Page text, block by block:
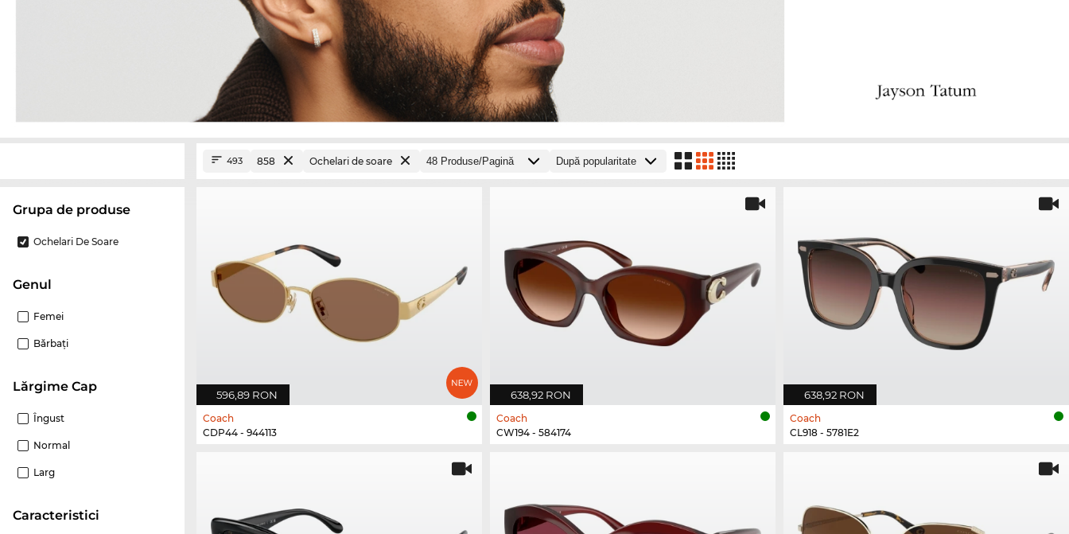
Grupa de produse
Ochelari De Soare
Genul
Femei
Bărbaţi
Lărgime Cap
Îngust
Normal
Larg
Caracteristici
493 858 Ochelari de soare
596,89 RON
Coach
CDP44 - 944113
638,92 RON
Coach
CW194 - 584174
638,92 RON
Coach
CL918 - 5781E2